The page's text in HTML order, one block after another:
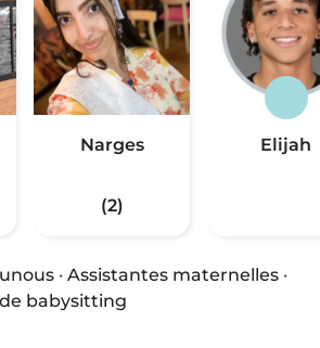
Narges
(2)
Elijah
· Assistantes maternelles ·
babysitting